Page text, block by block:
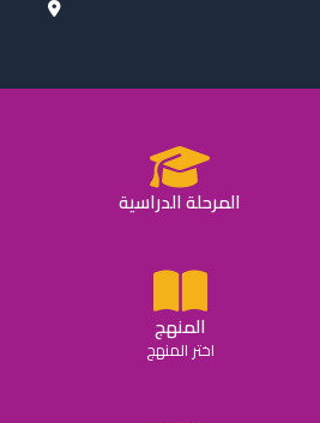
المرحلة الدراسية
المنهج
اختر المنهج